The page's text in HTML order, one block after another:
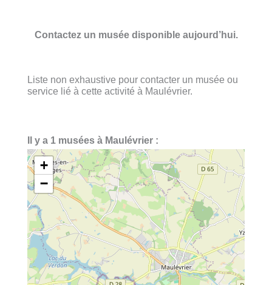
Contactez un musée disponible aujourd’hui.
Liste non exhaustive pour contacter un musée ou
service lié à cette activité à Maulévrier.
Il y a 1 musées à Maulévrier :
+
−